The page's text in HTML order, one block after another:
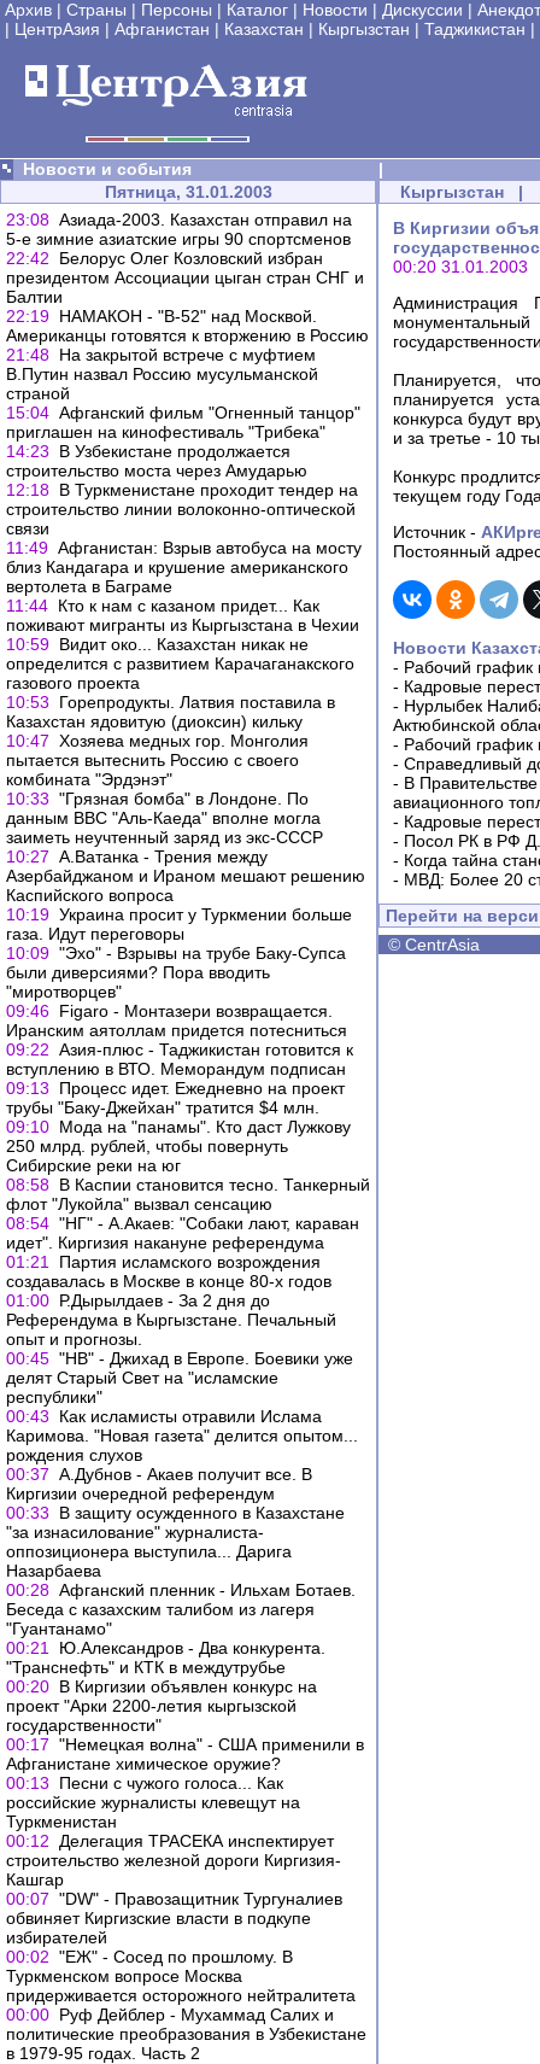
Архив | Страны | Персоны | Каталог | Новости | Дискуссии |
| ЦентрАзия | Афганистан | Казахстан | Кыргызстан | Таджикистан |
Новости и события
|
Пятница, 31.01.2003
23:08 Азиада-2003. Казахстан отправил на
5-е зимние азиатские игры 90 спортсменов
22:42
Белорус Олег Козловский избран
президентом Ассоциации цыган стран СНГ и
Балтии
22:19 НАМАКОН - "В-52" над Москвой.
Американцы готовятся к вторжению в Россию
21:48 На закрытой встрече с муфтием
В.Путин назвал Россию мусульманской
страной
15:04 Афганский фильм "Огненный танцор"
приглашен на кинофестиваль "Трибека"
14:23
В Узбекистане продолжается
строительство моста через Амударью
12:18 В Туркменистане проходит тендер на
строительство линии волоконно-оптической
связи
11:49 Афганистан: Взрыв автобуса на мосту
близ Кандагара и крушение американского
вертолета в Баграме
11:44 Кто к нам с казаном придет... Как
поживают мигранты из Кыргызстана в Чехии
10:59 Видит око... Казахстан никак не
определится с развитием Карачаганакского
газового проекта
10:53
Горепродукты. Латвия поставила в
Казахстан ядовитую (диоксин) кильку
10:47 Хозяева медных гор. Монголия
пытается вытеснить Россию с своего
комбината "Эрдэнэт"
10:33 "Грязная бомба" в Лондоне. По
данным ВВС "Аль-Каеда" вполне могла
заиметь неучтенный заряд из экс-СССР
10:27 А.Ватанка - Трения между
Азербайджаном и Ираном мешают решению
Каспийского вопроса
10:19 Украина просит у Туркмении больше
газа. Идут переговоры
10:09 "Эхо" - Взрывы на трубе Баку-Супса
были диверсиями? Пора вводить
"миротворцев"
09:46 Figaro - Монтазери возвращается.
Иранским аятоллам придется потесниться
09:22 Азия-плюс - Таджикистан готовится к
вступлению в ВТО. Меморандум подписан
09:13
Процесс идет. Ежедневно на проект
трубы "Баку-Джейхан" тратится $4 млн.
09:10 Мода на "панамы". Кто даст Лужкову
250 млрд. рублей, чтобы повернуть
Сибирские реки на юг
08:58 В Каспии становится тесно. Танкерный
флот "Лукойла" вызвал сенсацию
08:54 "НГ" - А.Акаев: "Собаки лают, караван
идет". Киргизия накануне референдума
01:21
Партия исламского возрождения
создавалась в Москве в конце 80-х годов
01:00 Р.Дырылдаев - За 2 дня до
Референдума в Кыргызстане. Печальный
опыт и прогнозы.
00:45 "НВ" - Джихад в Европе. Боевики уже
делят Старый Свет на "исламские
республики"
00:43
Как исламисты отравили Ислама
Каримова. "Новая газета" делится опытом...
рождения слухов
00:37 А.Дубнов - Акаев получит все. В
Киргизии очередной референдум
00:33
В защиту осужденного в Казахстане
"за изнасилование" журналиста-
оппозиционера выступила... Дарига
Назарбаева
00:28 Афганский пленник - Ильхам Ботаев.
Беседа с казахским талибом из лагеря
"Гуантанамо"
00:21
Ю.Александров - Два конкурента.
"Транснефть" и КТК в междутрубье
00:20 В Киргизии объявлен конкурс на
проект "Арки 2200-летия кыргызской
государственности"
00:17 "Немецкая волна" - США применили в
Афганистане химическое оружие?
00:13
Песни с чужого голоса... Как
российские журналисты клевещут на
Туркменистан
00:12
Делегация ТРАСЕКА инспектирует
строительство железной дороги Киргизия-
Кашгар
00:07 "DW" - Правозащитник Тургуналиев
обвиняет Киргизские власти в подкупе
избирателей
00:02 "ЕЖ" - Сосед по прошлому. В
Туркменском вопросе Москва
придерживается осторожного нейтралитета
00:00 Руф Дейблер - Мухаммад Салих и
политические преобразования в Узбекистане
в 1979-95 годах. Часть 2
Кыргызстан |
В Киргизии
00:20 31.01.2003
Администрация
Планируется,
планируется
конкурса будут
и за третье - 10
Конкурс
текущем году
Источник -
Постоянный
Новости
- Рабочий график
- Кадровые
- Нурлыбек
Актюбинской
- Рабочий график
- Справедливый
- В
авиационного
- Кадровые
- Посол РК в РФ
- Когда тайна
- МВД: Более 20
Перейти на
© CentrAsia